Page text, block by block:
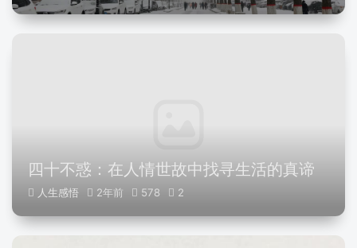
四十不惑：在人情世故中找寻生活的真谛
人生感悟 2年前 578 2